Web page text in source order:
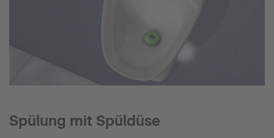
Spülung mit Spüldüse